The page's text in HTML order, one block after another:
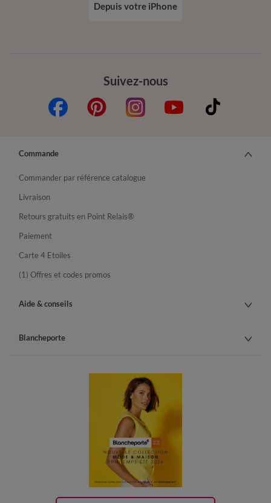
Suivez-nous
Depuis votre iPhone
Commande
Commander par référence catalogue
Livraison
Retours gratuits en Point Relais®
Paiement
Carte 4 Etoiles
(1) Offres et codes promos
Aide & conseils
Blancheporte